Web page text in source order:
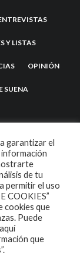
Y LISTAS
OPINIÓN
SUENA
garantizar el
de tu
permitir el uso
COOKIES”
cookies que
Puede
que